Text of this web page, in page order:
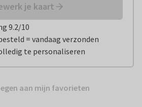
je kaart
9.2/10
= vandaag verzonden
te personaliseren
aan mijn favorieten